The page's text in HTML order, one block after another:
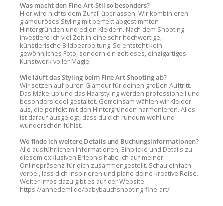
Was macht den Fine-Art-Stil so besonders?
Hier wird nichts dem Zufall überlassen. Wir kombinieren
glamouröses Styling mit perfekt abgestimmten
Hintergründen und edlen Kleidern. Nach dem Shooting
investiere ich viel Zeit in eine sehr hochwertige,
künstlerische Bildbearbeitung. So entsteht kein
gewöhnliches Foto, sondern ein zeitloses, einzigartiges
Kunstwerk voller Magie.
Wie läuft das Styling beim Fine Art Shooting ab?
Wir setzen auf puren Glamour für deinen großen Auftritt.
Das Make-up und das Haarstyling werden professionell und
besonders edel gestaltet. Gemeinsam wählen wir Kleider
aus, die perfekt mit den Hintergründen harmonieren. Alles
ist darauf ausgelegt, dass du dich rundum wohl und
wunderschön fühlst.
Wo finde ich weitere Details und Buchungsinformationen?
Alle ausführlichen Informationen, Einblicke und Details zu
diesem exklusiven Erlebnis habe ich auf meiner
Onlinepräsenz für dich zusammengestellt. Schau einfach
vorbei, lass dich inspirieren und plane deine kreative Reise.
Weiter Infos dazu gibt es auf der Website:
https://annedeml.de/babybauchshooting-fine-art/